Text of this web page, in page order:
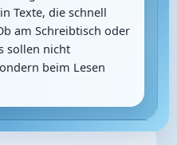
Texte, die schnell
am Schreibtisch oder
sollen nicht
beim Lesen